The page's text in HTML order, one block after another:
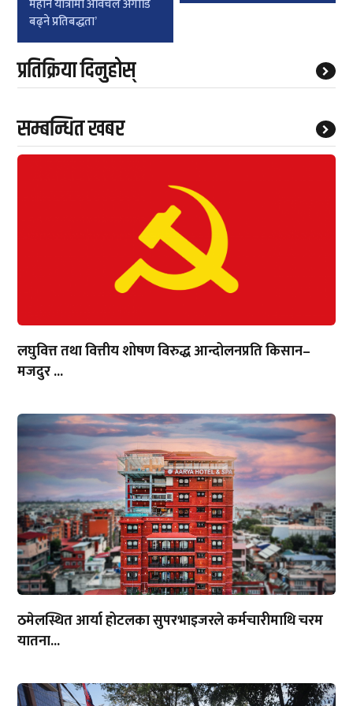
महान यात्रामा अविचल अगाडि
बढ्ने प्रतिबद्धता’
प्रतिक्रिया दिनुहोस्
सम्बन्धित खबर
लघुवित्त तथा वित्तीय शोषण विरुद्ध आन्दोलनप्रति किसान–
मजदुर ...
ठमेलस्थित आर्या होटलका सुपरभाइजरले कर्मचारीमाथि चरम
यातना...